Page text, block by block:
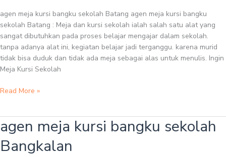
agen meja kursi bangku sekolah Batang agen meja kursi bangku
sekolah Batang : Meja dan kursi sekolah ialah salah satu alat yang
sangat dibutuhkan pada proses belajar mengajar dalam sekolah.
tanpa adanya alat ini, kegiatan belajar jadi terganggu. karena murid
tidak bisa duduk dan tidak ada meja sebagai alas untuk menulis. Ingin
Meja Kursi Sekolah
Read More »
agen meja kursi bangku sekolah
Bangkalan
agen
meja
kursi